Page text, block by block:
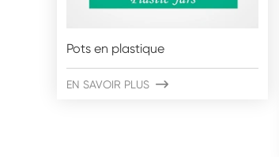
Pots en plastique
EN SAVOIR PLUS 